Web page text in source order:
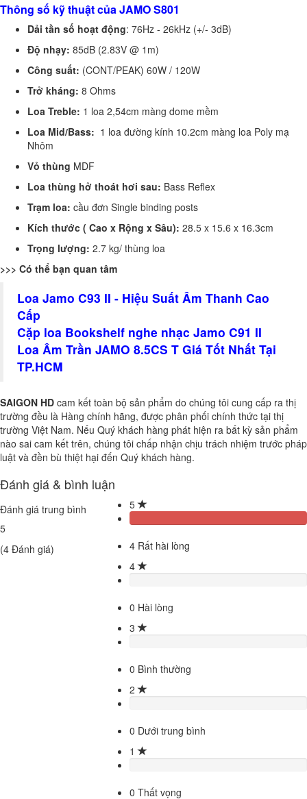
Thông số kỹ thuật của JAMO S801
Dải tần số hoạt động: 76Hz - 26kHz (+/- 3dB)
Độ nhạy: 85dB (2.83V @ 1m)
Công suất: (CONT/PEAK) 60W / 120W
Trở kháng: 8 Ohms
Loa Treble: 1 loa 2,54cm màng dome mềm
Loa Mid/Bass: 1 loa đường kính 10.2cm màng loa Poly mạ
Nhôm
Vỏ thùng MDF
Loa thùng hở thoát hơi sau: Bass Reflex
Trạm loa: cầu đơn Single binding posts
Kích thước ( Cao x Rộng x Sâu): 28.5 x 15.6 x 16.3cm
Trọng lượng: 2.7 kg/ thùng loa
>>> Có thể bạn quan tâm
Loa Jamo C93 II - Hiệu Suất Âm Thanh Cao
Cấp
Cặp loa Bookshelf nghe nhạc Jamo C91 II
Loa Âm Trần JAMO 8.5CS T Giá Tốt Nhất Tại
TP.HCM
SAIGON HD cam kết toàn bộ sản phẩm do chúng tôi cung cấp ra thị
trường đều là Hàng chính hãng, được phân phối chính thức tại thị
trường Việt Nam. Nếu Quý khách hàng phát hiện ra bất kỳ sản phẩm
nào sai cam kết trên, chúng tôi chấp nhận chịu trách nhiệm trước pháp
luật và đền bù thiệt hại đến Quý khách hàng.
Đánh giá & bình luận
Đánh giá trung bình
5
(4 Đánh giá)
5
4 Rất hài lòng
4
0 Hài lòng
3
0 Bình thường
2
0 Dưới trung bình
1
0 Thất vọng